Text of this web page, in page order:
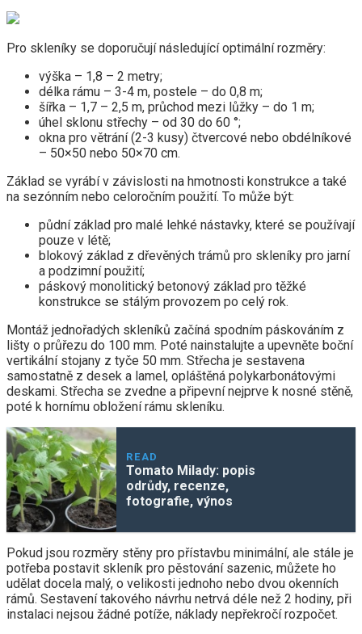
Pro skleníky se doporučují následující optimální rozměry:
výška – 1,8 – 2 metry;
délka rámu – 3-4 m, postele – do 0,8 m;
šířka – 1,7 – 2,5 m, průchod mezi lůžky – do 1 m;
úhel sklonu střechy – od 30 do 60 °;
okna pro větrání (2-3 kusy) čtvercové nebo obdélníkové
– 50×50 nebo 50×70 cm.
Základ se vyrábí v závislosti na hmotnosti konstrukce a také
na sezónním nebo celoročním použití. To může být:
půdní základ pro malé lehké nástavky, které se používají
pouze v létě;
blokový základ z dřevěných trámů pro skleníky pro jarní
a podzimní použití;
páskový monolitický betonový základ pro těžké
konstrukce se stálým provozem po celý rok.
Montáž jednořadých skleníků začíná spodním páskováním z
lišty o průřezu do 100 mm. Poté nainstalujte a upevněte boční
vertikální stojany z tyče 50 mm. Střecha je sestavena
samostatně z desek a lamel, opláštěná polykarbonátovými
deskami. Střecha se zvedne a připevní nejprve k nosné stěně,
poté k hornímu obložení rámu skleníku.
READ
Tomato Milady: popis
odrůdy, recenze,
fotografie, výnos
Pokud jsou rozměry stěny pro přístavbu minimální, ale stále je
potřeba postavit skleník pro pěstování sazenic, můžete ho
udělat docela malý, o velikosti jednoho nebo dvou okenních
rámů. Sestavení takového návrhu netrvá déle než 2 hodiny, při
instalaci nejsou žádné potíže, náklady nepřekročí rozpočet.